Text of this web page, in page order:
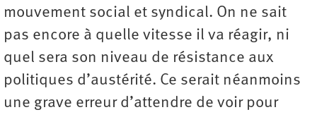
mouvement social et syndical. On ne sait
pas encore à quelle vitesse il va réagir, ni
quel sera son niveau de résistance aux
politiques d’austérité. Ce serait néanmoins
une grave erreur d’attendre de voir pour